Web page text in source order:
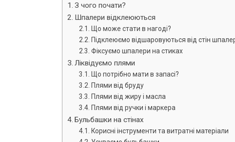
З чого почати?
Шпалери відклеюються
Що може стати в нагоді?
Підклеюємо відшаровуються від стін
Фіксуємо шпалери на стиках
Ліквідуємо плями
Що потрібно мати в запасі?
Плями від бруду
Плями від жиру і масла
Плями від ручки і маркера
Бульбашки на стінах
Корисні інструменти та витратні матеріали